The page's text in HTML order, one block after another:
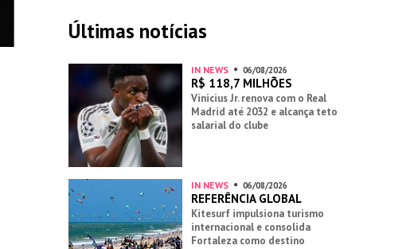
Últimas notícias
IN NEWS 06/08/2026
R$ 118,7 MILHÕES
Vinicius Jr. renova com o Real
Madrid até 2032 e alcança teto
salarial do clube
IN NEWS 06/08/2026
REFERÊNCIA GLOBAL
Kitesurf impulsiona turismo
internacional e consolida
Fortaleza como destino